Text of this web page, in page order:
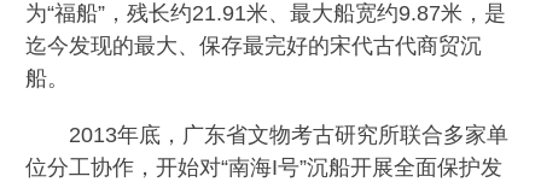
为“福船”，残长约21.91米、最大船宽约9.87米，是
迄今发现的最大、保存最完好的宋代古代商贸沉
船。
2013年底，广东省文物考古研究所联合多家单
位分工协作，开始对“南海I号”沉船开展全面保护发